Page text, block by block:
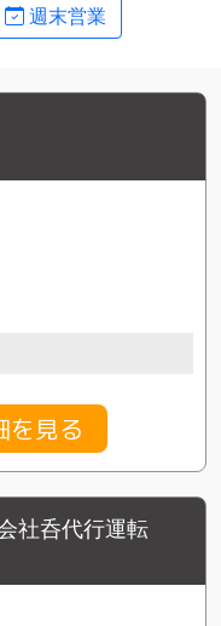
週末営業
を見る
社呑代行運転